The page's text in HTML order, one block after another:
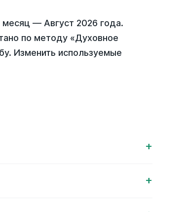
месяц — Август 2026 года.
по методу «Духовное
Изменить используемые